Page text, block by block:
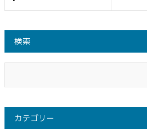
検索
カテゴリー